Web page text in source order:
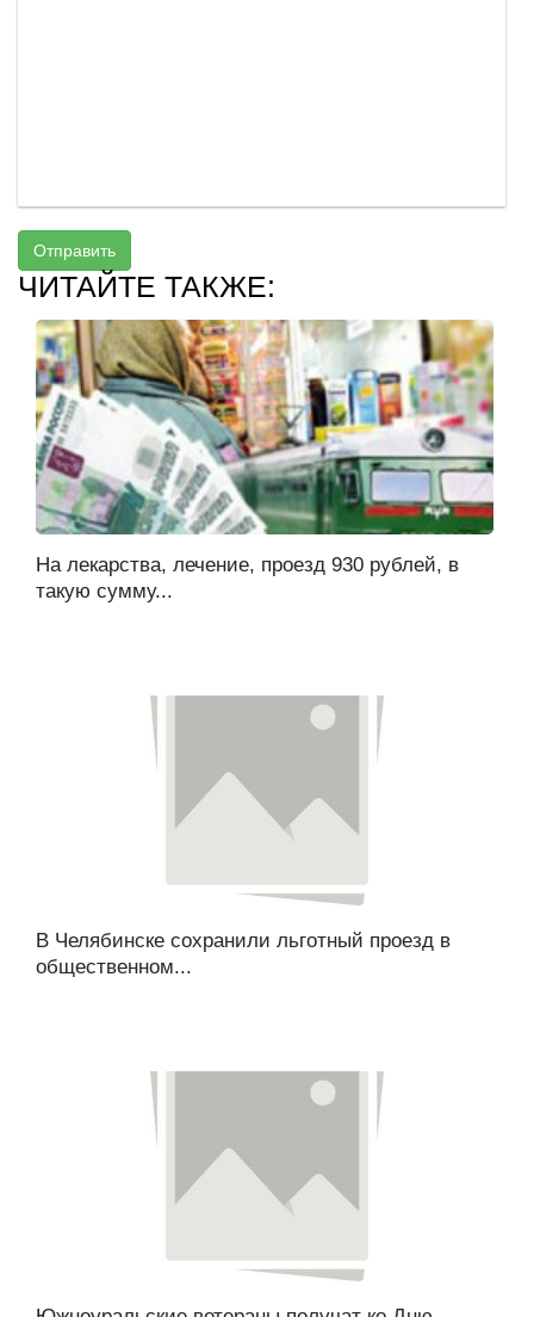
Отправить
ЧИТАЙТЕ ТАКЖЕ:
На лекарства, лечение, проезд 930 рублей, в
такую сумму...
В Челябинске сохранили льготный проезд в
общественном...